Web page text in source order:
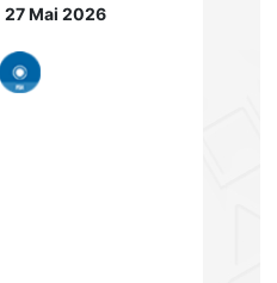
27 Mai 2026